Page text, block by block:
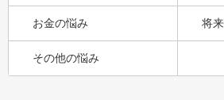
お金の悩み 将
その他の悩み